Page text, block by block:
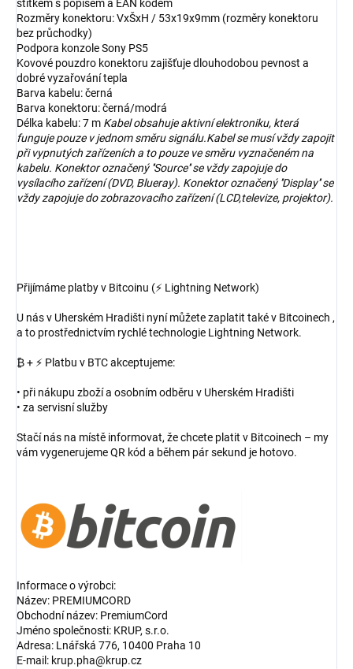
štítkem s popisem a EAN kódem
Rozměry konektoru: VxŠxH / 53x19x9mm (rozměry konektoru
bez průchodky)
Podpora konzole Sony PS5
Kovové pouzdro konektoru zajišťuje dlouhodobou pevnost a
dobré vyzařování tepla
Barva kabelu: černá
Barva konektoru: černá/modrá
Délka kabelu: 7 m Kabel obsahuje aktivní elektroniku, která
funguje pouze v jednom směru signálu.Kabel se musí vždy zapojit
při vypnutých zařízeních a to pouze ve směru vyznačeném na
kabelu. Konektor označený ''Source'' se vždy zapojuje do
vysílacího zařízení (DVD, Blueray). Konektor označený ''Display'' se
vždy zapojuje do zobrazovacího zařízení (LCD,televize, projektor).
Přijímáme platby v Bitcoinu (⚡ Lightning Network)
U nás v Uherském Hradišti nyní můžete zaplatit také v Bitcoinech ,
a to prostřednictvím rychlé technologie Lightning Network.
₿ + ⚡ Platbu v BTC akceptujeme:
• při nákupu zboží a osobním odběru v Uherském Hradišti
• za servisní služby
Stačí nás na místě informovat, že chcete platit v Bitcoinech – my
vám vygenerujeme QR kód a během pár sekund je hotovo.
Informace o výrobci:
Název: PREMIUMCORD
Obchodní název: PremiumCord
Jméno společnosti: KRUP, s.r.o.
Adresa: Lnářská 776, 10400 Praha 10
E-mail: krup.pha@krup.cz